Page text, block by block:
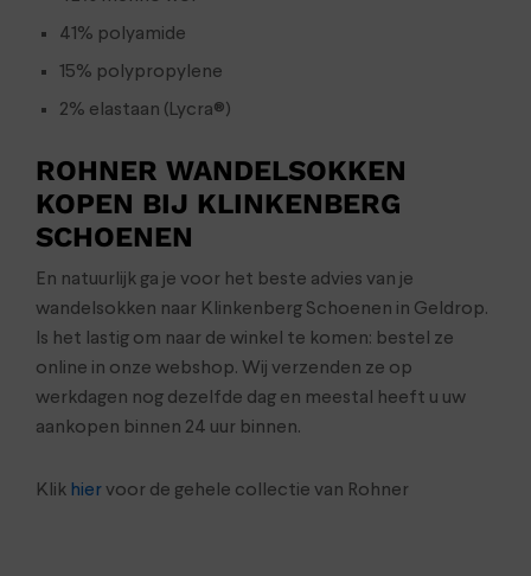
41% polyamide
15% polypropylene
2% elastaan (Lycra®)
ROHNER WANDELSOKKEN
KOPEN BIJ KLINKENBERG
SCHOENEN
En natuurlijk ga je voor het beste advies van je
wandelsokken naar Klinkenberg Schoenen in Geldrop.
Is het lastig om naar de winkel te komen: bestel ze
online in onze webshop. Wij verzenden ze op
werkdagen nog dezelfde dag en meestal heeft u uw
aankopen binnen 24 uur binnen.
Klik hiervoor de gehele collectie van Rohner